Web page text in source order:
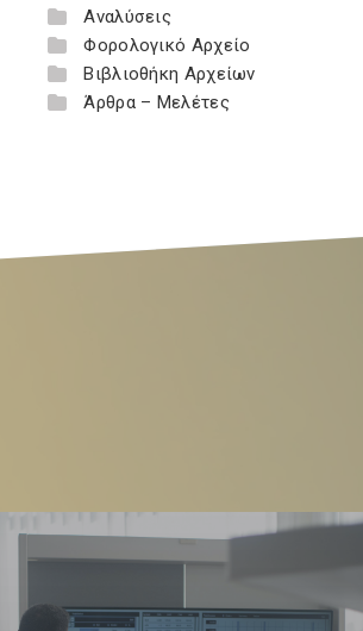
Αναλύσεις
Φορολογικό Αρχείο
Βιβλιοθήκη Αρχείων
Άρθρα – Μελέτες